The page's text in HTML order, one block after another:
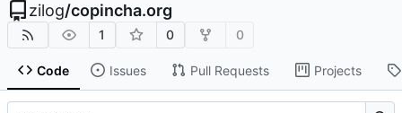
zilog/copincha.org
1 0 0
Code Issues Pull Requests Projects